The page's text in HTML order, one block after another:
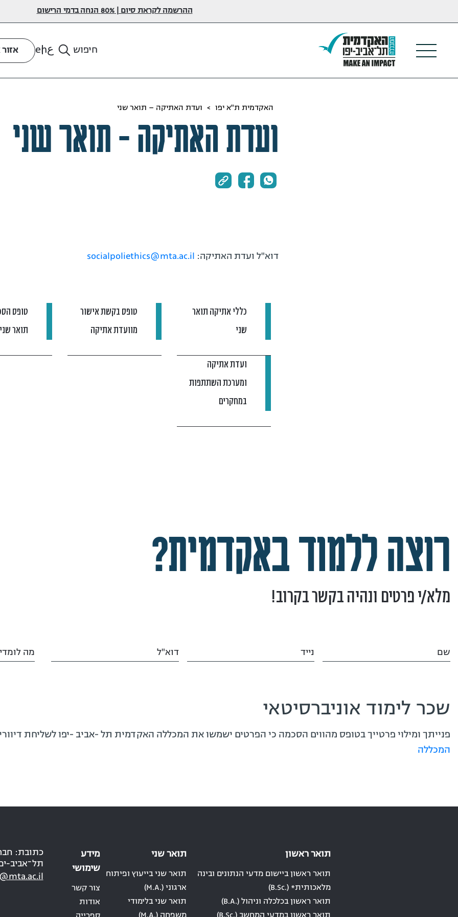
ההרשמה לקראת סיום | 80% הנחה בדמי הרישום
חיפוש عen
האקדמית ת"א יפו > ועדת האתיקה – תואר שני
ועדת האתיקה - תואר שני
דוא"ל ועדת האתיקה: socialpoliethics@mta.ac.il
כללי אתיקה תואר
שני
טופס בקשת אישור
מוועדת אתיקה
טופס
תואר שני
ועדת אתיקה
ומערכת השתתפות
במחקרים
רוצה ללמוד באקדמית?
מלא/י פרטים ונהיה בקשר בקרוב!
שם נייד דוא"ל מה
שכר לימוד אוניברסיטאי
פנייתך ומילוי פרטייך בטופס מהווים הסכמה כי הפרטים ישמשו את המכללה האקדמית תל -אביב -יפו לשליחת
המכללה
תואר ראשון
תואר ראשון ביישום מדעי הנתונים ובינה
מלאכותית* (.B.Sc)
תואר ראשון בכלכלה וניהול (.B.A)
תואר שני
תואר שני בייעוץ ופיתוח
ארגוני (.M.A)
תואר שני בלימודי
מידע
שימושי
צור קשר
אודות
תל־אביב-